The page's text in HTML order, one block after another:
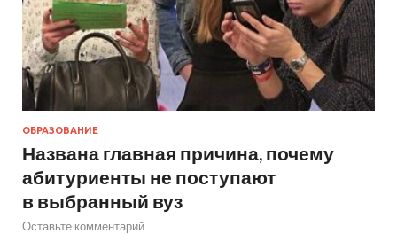
ОБРАЗОВАНИЕ
Названа главная причина, почему
абитуриенты не поступают
в выбранный вуз
Оставьте комментарий